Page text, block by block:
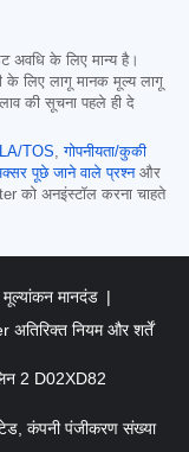
अवधि के लिए मान्य है।
के लिए लागू मानक मूल्य लागू
की सूचना पहले ही दे
TOS,गोपनीयता/कुकी
पूछे जाने वाले प्रश्नऔर
को अनइंस्टॉल करना चाहते
मूल्यांकन मानदंड
अतिरिक्त नियम और शर्तें
2 D02XD82
कंपनी पंजीकरण संख्या